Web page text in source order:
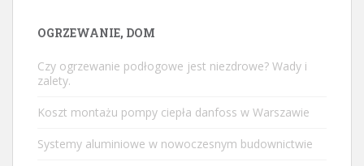
OGRZEWANIE, DOM
Czy ogrzewanie podłogowe jest niezdrowe? Wady i
zalety.
Koszt montażu pompy ciepła danfoss w Warszawie
Systemy aluminiowe w nowoczesnym budownictwie